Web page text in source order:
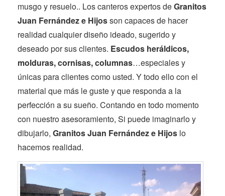
musgo y resuelo.. Los canteros expertos deGranitos
Juan Fernández e Hijosson capaces de hacer
realidad cualquier diseño ideado, sugerido y
deseado por sus clientes. Escudos heráldicos,
molduras, cornisas, columnas…especiales y
únicas para clientes como usted. Y todo ello con el
material que más le guste y que responda a la
perfección a su sueño. Contando en todo momento
con nuestro asesoramiento, Si puede imaginarlo y
dibujarlo, Granitos Juan Fernández e Hijos lo
hacemos realidad.